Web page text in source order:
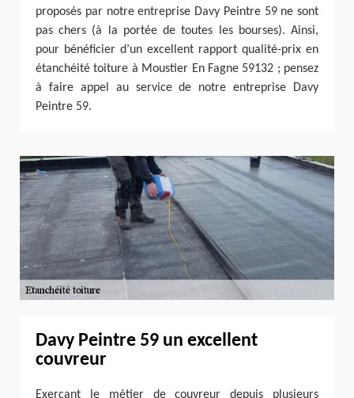
proposés par notre entreprise Davy Peintre 59 ne sont
pas chers (à la portée de toutes les bourses). Ainsi,
pour bénéficier d’un excellent rapport qualité-prix en
étanchéité toiture à Moustier En Fagne 59132 ; pensez
à faire appel au service de notre entreprise Davy
Peintre 59.
Davy Peintre 59 un excellent
couvreur
Exerçant le métier de couvreur depuis plusieurs